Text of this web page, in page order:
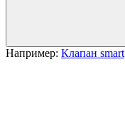
Например: Клапан smart